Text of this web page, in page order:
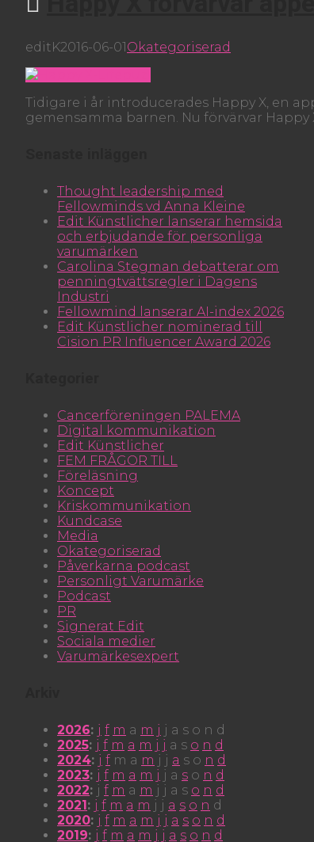
editK2016-06-01Okategoriserad
Tidigare i år introducerades Happy X, en
gemensamma barnen. Nu förvärvar Happy
Thought leadership med
Fellowminds vd Anna Kleine
Edit Künstlicher lanserar hemsida
och erbjudande för personliga
varumärken
Carolina Stegman debatterar om
penningtvättsregler i Dagens
Industri
Fellowmind lanserar AI-index 2026
Edit Künstlicher nominerad till
Cision PR Influencer Award 2026
Cancerföreningen PALEMA
Digital kommunikation
Edit Künstlicher
FEM FRÅGOR TILL
Föreläsning
Koncept
Kriskommunikation
Kundcase
Media
Okategoriserad
Påverkarna podcast
Personligt Varumärke
Podcast
PR
Signerat Edit
Sociala medier
Varumärkesexpert
2026: j f m a m j j a s o n d
2025: j f m a m j j a s o n d
2024: j f m a m j j a s o n d
2023: j f m a m j j a s o n d
2022: j f m a m j j a s o n d
2021: j f m a m j j a s o n d
2020: j f m a m j j a s o n d
2019: j f m a m j j a s o n d